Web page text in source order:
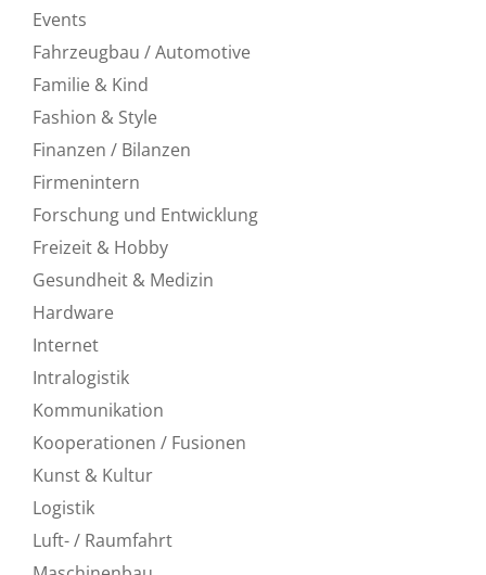
Events
Fahrzeugbau / Automotive
Familie & Kind
Fashion & Style
Finanzen / Bilanzen
Firmenintern
Forschung und Entwicklung
Freizeit & Hobby
Gesundheit & Medizin
Hardware
Internet
Intralogistik
Kommunikation
Kooperationen / Fusionen
Kunst & Kultur
Logistik
Luft- / Raumfahrt